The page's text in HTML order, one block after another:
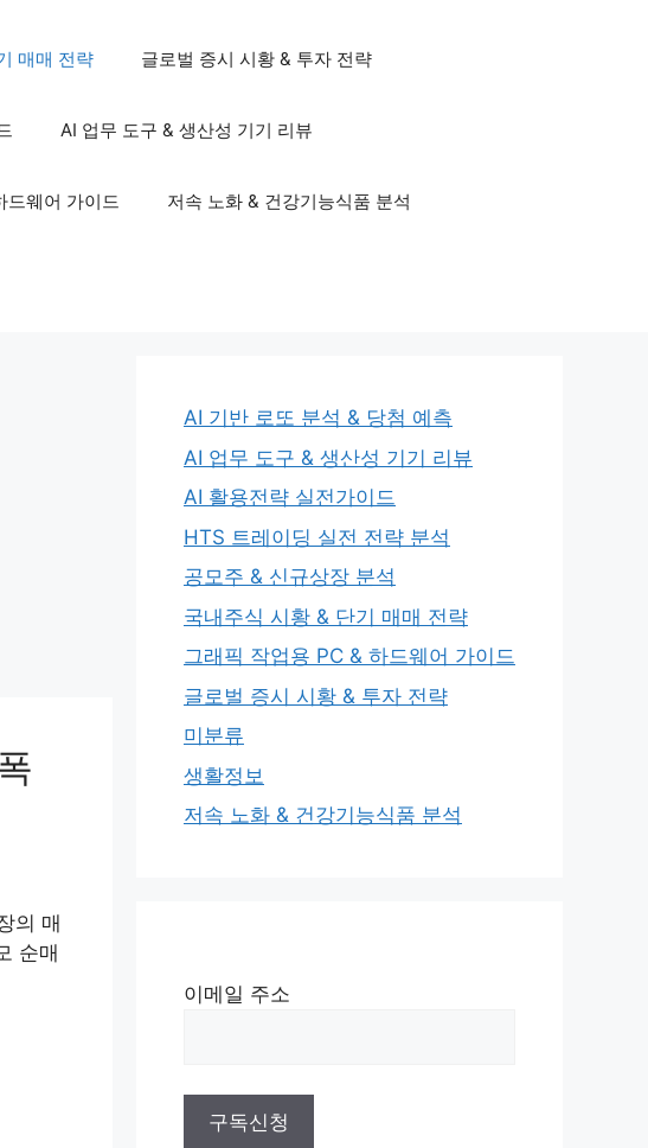
매매 전략 글로벌 증시 시황 & 투자 전략
AI 업무 도구 & 생산성 기기 리뷰
드웨어 가이드 저속 노화 & 건강기능식품 분석
의 매
순매
AI 기반 로또 분석 & 당첨 예측
AI 업무 도구 & 생산성 기기 리뷰
AI 활용전략 실전가이드
HTS 트레이딩 실전 전략 분석
공모주 & 신규상장 분석
국내주식 시황 & 단기 매매 전략
그래픽 작업용 PC & 하드웨어 가이드
글로벌 증시 시황 & 투자 전략
미분류
생활정보
저속 노화 & 건강기능식품 분석
이메일 주소